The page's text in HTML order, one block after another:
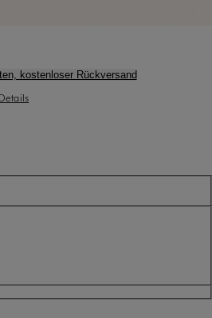
kostenloser Rückversand
Details